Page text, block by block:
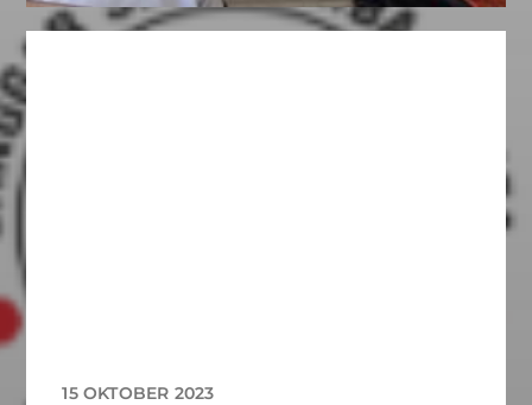
15 OKTOBER 2023